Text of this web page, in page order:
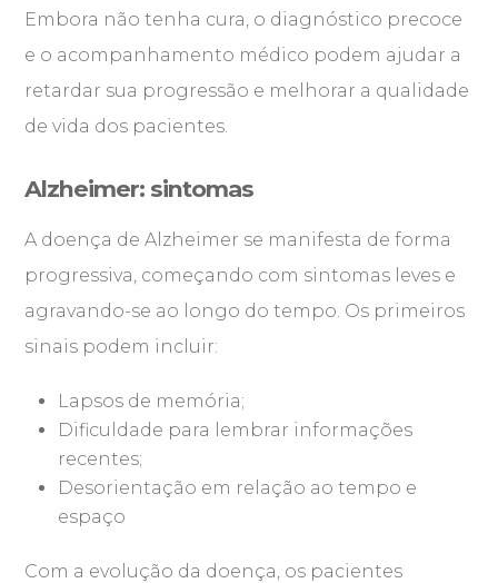
Embora não tenha cura, o diagnóstico precoce
e o acompanhamento médico podem ajudar a
retardar sua progressão e melhorar a qualidade
de vida dos pacientes.
Alzheimer: sintomas
A doença de Alzheimer se manifesta de forma
progressiva, começando com sintomas leves e
agravando-se ao longo do tempo. Os primeiros
sinais podem incluir:
Lapsos de memória;
Dificuldade para lembrar informações
recentes;
Desorientação em relação ao tempo e
espaço
Com a evolução da doença, os pacientes